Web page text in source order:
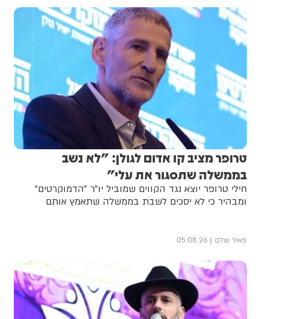
טרופר מציב קו אדום לגולן: "לא נשב
בממשלה שתסגור את עלי"
חילי טרופר יוצא נגד הקווים שמוביל יו"ר "הדמוקרטים"
ומבהיר כי לא יסכים לשבת בממשלה שתאמץ אותם
מאיר שלם 05.08.26